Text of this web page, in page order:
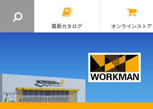
最新カタログ オンラインストア